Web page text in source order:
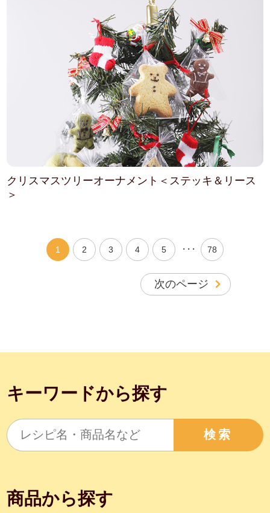
クリスマスツリーオーナメント＜ステッキ＆リース
＞
1 2 3 4 5 ・・・ 78
次のページ
キーワードから探す
検索
商品から探す